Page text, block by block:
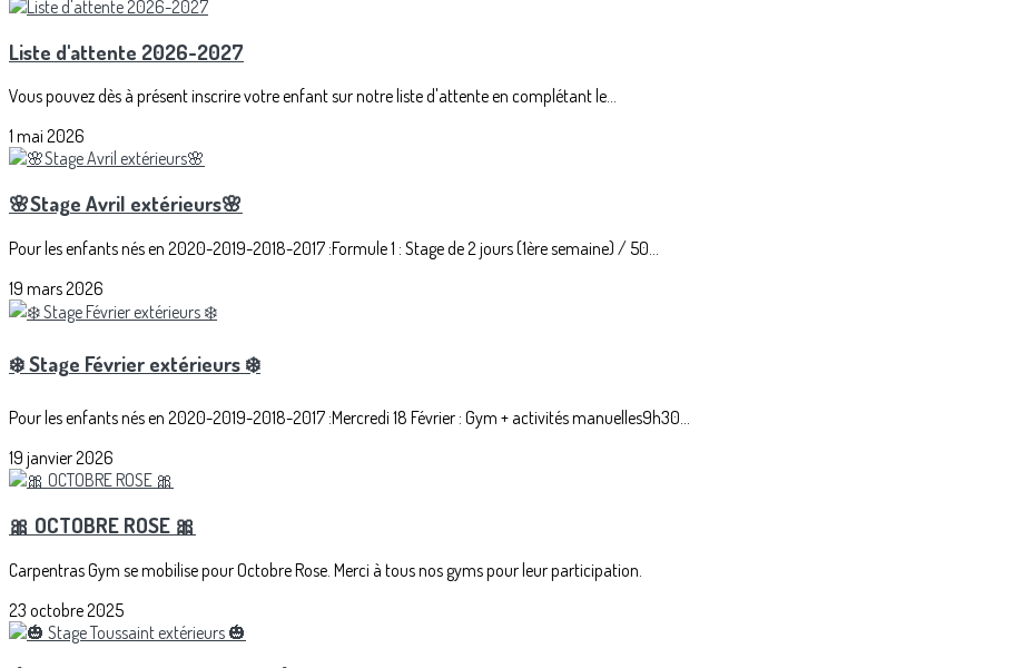
Liste d'attente 2026-2027
Vous pouvez dès à présent inscrire votre enfant sur notre liste d'attente en complétant le...
1 mai 2026
🌸Stage Avril extérieurs🌸
Pour les enfants nés en 2020-2019-2018-2017 :Formule 1 : Stage de 2 jours (1ère semaine) / 50...
19 mars 2026
❄️ Stage Février extérieurs ❄️
Pour les enfants nés en 2020-2019-2018-2017 :Mercredi 18 Février : Gym + activités manuelles9h30...
19 janvier 2026
🎀 OCTOBRE ROSE 🎀
Carpentras Gym se mobilise pour Octobre Rose. Merci à tous nos gyms pour leur participation.
23 octobre 2025